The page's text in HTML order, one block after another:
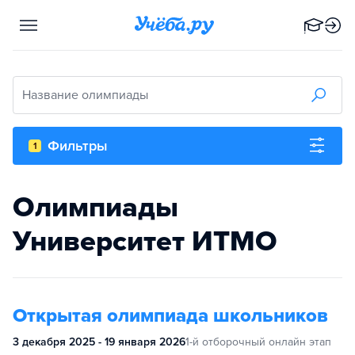
Название олимпиады
1 Фильтры
Олимпиады
Университет ИТМО
Открытая олимпиада школьников
3 декабря 2025 - 19 января 20261-й отборочный онлайн этап